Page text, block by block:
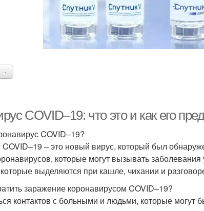
→
COVID–19: что это и как его
COVID–19?
– это новый вирус, который был
которые могут вызывать
выделяются при кашле, чихании и
заражение коронавирусом COVID–19?
контактов с больными и людьми, которые могут